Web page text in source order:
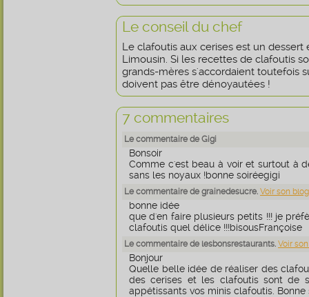
Le conseil du chef
Le clafoutis aux cerises est un dessert
Limousin. Si les recettes de clafoutis
grands-mères s'accordaient toutefois
doivent pas être dénoyautées !
7 commentaires
Le commentaire de Gigi
Bonsoir
Comme c'est beau à voir et surtout à
sans les noyaux !bonne soiréegigi
Le commentaire de grainedesucre. Voir son blog
bonne idée
que d'en faire plusieurs petits !!! je
clafoutis quel délice !!!bisousFrançoise
Le commentaire de lesbonsrestaurants. Voir
Bonjour
Quelle belle idée de réaliser des
des cerises et les clafoutis sont de
appétissants vos minis clafoutis. Bonne